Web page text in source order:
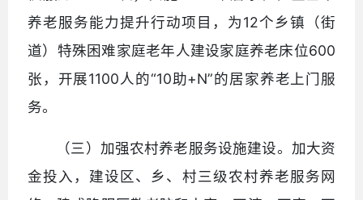
养老服务能力提升行动项目，为12个乡镇（街
道）特殊困难家庭老年人建设家庭养老床位600
张，开展1100人的“10助+N”的居家养老上门服
务。
（三）加强农村养老服务设施建设。加大资
金投入，建设区、乡、村三级农村养老服务网